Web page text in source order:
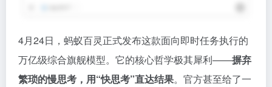
4月24日，蚂蚁百灵正式发布这款面向即时任务执行的
万亿级综合旗舰模型。它的核心哲学极其犀利——摒弃
繁琐的慢思考，用“快思考”直达结果。官方甚至给了一